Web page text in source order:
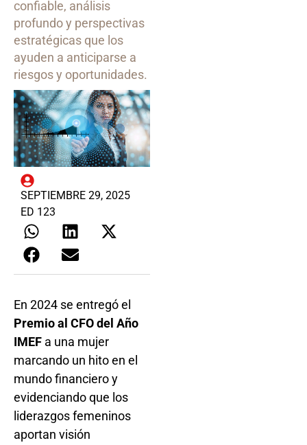
confiable, análisis
profundo y perspectivas
estratégicas que los
ayuden a anticiparse a
riesgos y oportunidades.
SEPTIEMBRE 29, 2025
ED 123
En 2024 se entregó el
Premio al CFO del Año
IMEF a una mujer
marcando un hito en el
mundo financiero y
evidenciando que los
liderazgos femeninos
aportan visión